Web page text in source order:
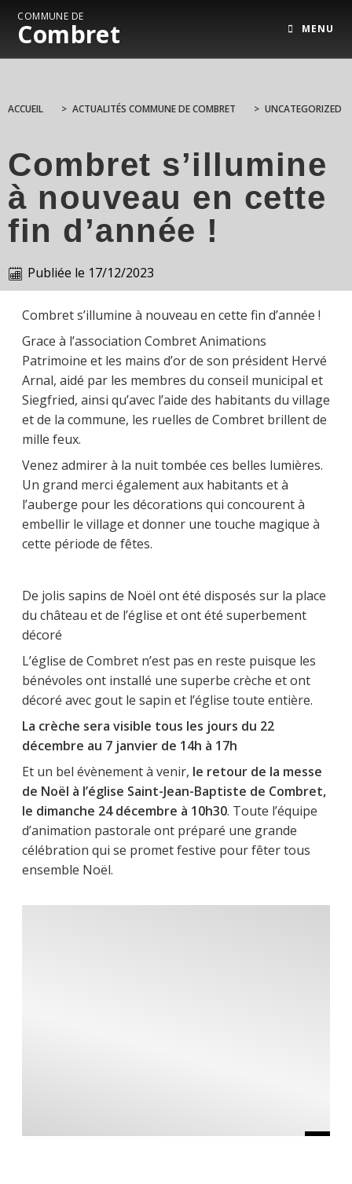
COMMUNE DE
Combret MENU
ACCUEIL > ACTUALITÉS COMMUNE DE COMBRET > UNCATEGORIZED
Combret s’illumine
à nouveau en cette
fin d’année !
Publiée le 17/12/2023
Combret s’illumine à nouveau en cette fin d’année !
Grace à l’association Combret Animations
Patrimoine et les mains d’or de son président Hervé
Arnal, aidé par les membres du conseil municipal et
Siegfried, ainsi qu’avec l’aide des habitants du village
et de la commune, les ruelles de Combret brillent de
mille feux.
Venez admirer à la nuit tombée ces belles lumières.
Un grand merci également aux habitants et à
l’auberge pour les décorations qui concourent à
embellir le village et donner une touche magique à
cette période de fêtes.
De jolis sapins de Noël ont été disposés sur la place
du château et de l’église et ont été superbement
décoré
L’église de Combret n’est pas en reste puisque les
bénévoles ont installé une superbe crèche et ont
décoré avec gout le sapin et l’église toute entière.
La crèche sera visible tous les jours du 22
décembre au 7 janvier de 14h à 17h
Et un bel évènement à venir, le retour de la messe
de Noël à l’église Saint-Jean-Baptiste de Combret,
le dimanche 24 décembre à 10h30. Toute l’équipe
d’animation pastorale ont préparé une grande
célébration qui se promet festive pour fêter tous
ensemble Noël.